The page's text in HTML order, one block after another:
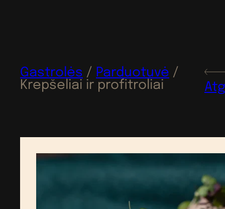
Gastrolės / Parduotuvė /
Krepšeliai ir profitroliai